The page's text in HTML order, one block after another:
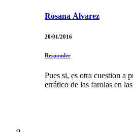
Rosana Álvarez
20/01/2016
Responder
Pues si, es otra cuestion a
errático de las farolas en